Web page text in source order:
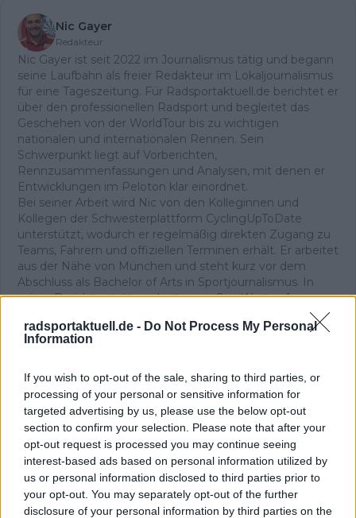
radsportaktuell.de - Do Not Process My Personal
Information
If you wish to opt-out of the sale, sharing to third parties, or
processing of your personal or sensitive information for
targeted advertising by us, please use the below opt-out
section to confirm your selection. Please note that after your
opt-out request is processed you may continue seeing
interest-based ads based on personal information utilized by
us or personal information disclosed to third parties prior to
your opt-out. You may separately opt-out of the further
disclosure of your personal information by third parties on the
Nic Gayer
Redakteur
Nic Gayer ist seit 2022 im Journalismus tätig und begann
seine Laufbahn als freier Redakteur im Lokaljournalismus
für eine Tageszeitung. Für Radsportaktuell.de berichtet er
über den professionellen Radsport und begleitet das
Geschehen von der WorldTour bis zu wichtigen
nationalen und internationalen Rennen. Sein
Schwerpunkt liegt auf Vorberichten,
Rennzusammenfassungen und Analysen, mit denen er
Entwicklungen im Peloton klar einordnet.
Bei seiner Arbeit wird Nic von den Kolleginnen und
Kollegen der Schwesterplattform CyclingUpToDate
unterstützt, wodurch er regelmäßig direkten Zugang zu
Teams, Fahrern und offiziellen Terminen erhält. Er arbeitet
aus der Nähe von München und steht kurz vor dem
Abschluss als Bachelor of Arts in Sportjournalismus. In
seiner Berichterstattung legt er großen Wert auf
aktualisiert Inhalte, sobald neue, gesicherte
Informationen vorliegen.
Beiträge des Autors ansehen
Klatscht 8
Besucher 2